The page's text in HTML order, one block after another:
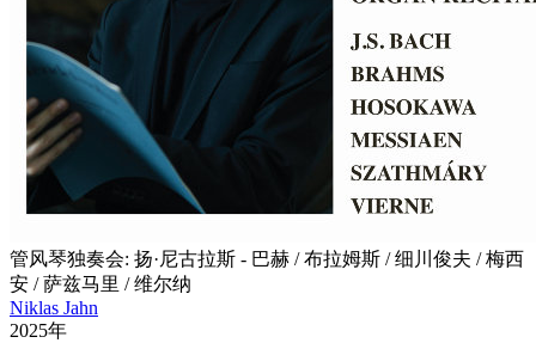
管风琴独奏会: 扬·尼古拉斯 - 巴赫 / 布拉姆斯 / 细川俊夫 / 梅西
安 / 萨兹马里 / 维尔纳
Niklas Jahn
2025年